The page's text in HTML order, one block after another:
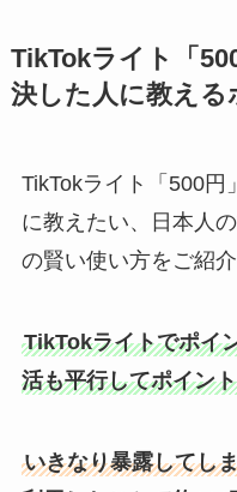
TikTokライト「
決した人に教え
TikTokライト「500円
に教えたい、日本人
の賢い使い方をご紹介
TikTokライトでポイ
活も平行してポイン
いきなり暴露してし